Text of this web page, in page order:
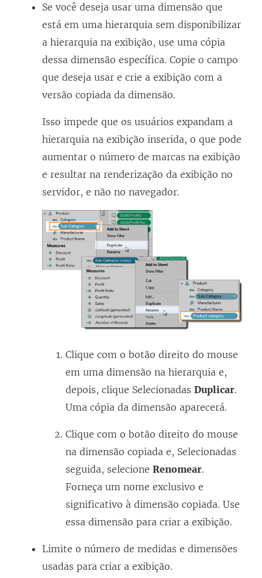
Se você deseja usar uma dimensão que
está em uma hierarquia sem disponibilizar
a hierarquia na exibição, use uma cópia
dessa dimensão específica. Copie o campo
que deseja usar e crie a exibição com a
versão copiada da dimensão.
Isso impede que os usuários expandam a
hierarquia na exibição inserida, o que pode
aumentar o número de marcas na exibição
e resultar na renderização da exibição no
servidor, e não no navegador.
Clique com o botão direito do mouse
em uma dimensão na hierarquia e,
depois, clique Selecionadas Duplicar.
Uma cópia da dimensão aparecerá.
Clique com o botão direito do mouse
na dimensão copiada e, Selecionadas
seguida, selecione Renomear.
Forneça um nome exclusivo e
significativo à dimensão copiada. Use
essa dimensão para criar a exibição.
Limite o número de medidas e dimensões
usadas para criar a exibição.